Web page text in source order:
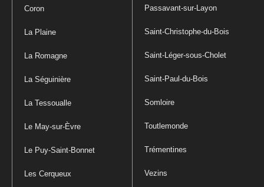
Coron
La Plaine
La Romagne
La Séguinière
La Tessoualle
Le May-sur-Èvre
Le Puy-Saint-Bonnet
Les Cerqueux
Passavant-sur-Layon
Saint-Christophe-du-Bois
Saint-Léger-sous-Cholet
Saint-Paul-du-Bois
Somloire
Toutlemonde
Trémentines
Vezins